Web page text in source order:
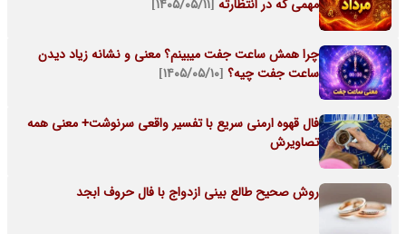
مهمی که در انتظارته [۱۴۰۵/۰۵/۱۱]
چرا همش ساعت جفت میبینم؟ معنی و نشانه زیاد دیدن
ساعت جفت چیه؟ [۱۴۰۵/۰۵/۱۰]
فال قهوه ارمنی سریع با تفسیر واقعی سرنوشت+ معنی همه
تصاویرش
روش صحیح طالع بینی ازدواج با فال حروف ابجد